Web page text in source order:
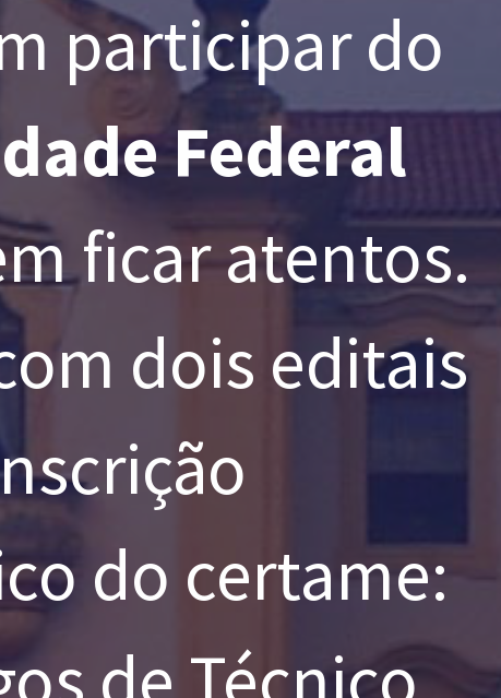
participar do
Federal
ficar atentos.
dois editais
do certame: